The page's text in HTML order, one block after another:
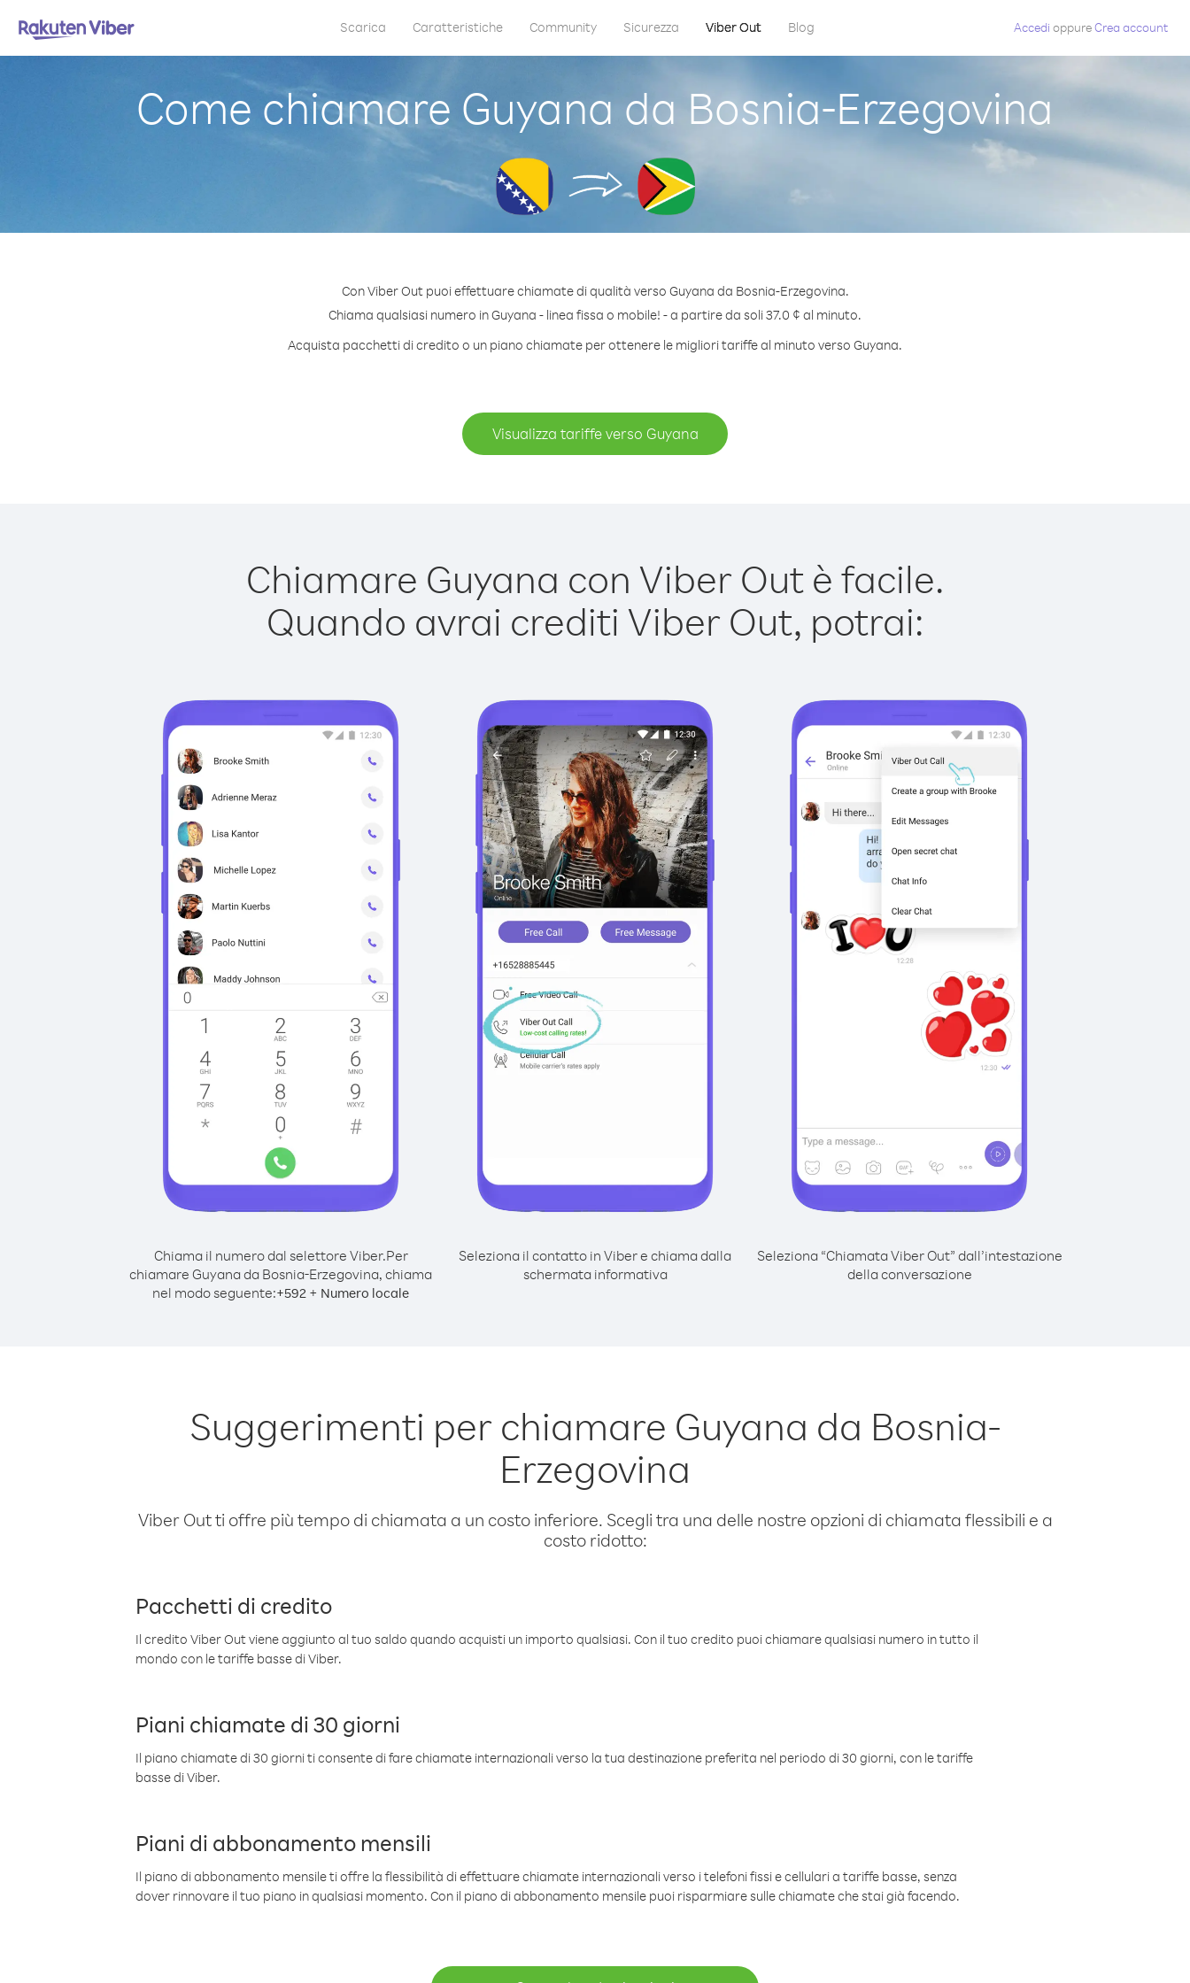
Scarica Caratteristiche Community Sicurezza Viber Out Blog Accedi oppureCrea account
Come chiamare Guyana da Bosnia-Erzegovina
Con Viber Out puoi effettuare chiamate di qualità verso Guyana da Bosnia-Erzegovina.
Chiama qualsiasi numero in Guyana - linea fissa o mobile! - a partire da soli 37.0 ¢ al minuto.
Acquista pacchetti di credito o un piano chiamate per ottenere le migliori tariffe al minuto verso Guyana.
Visualizza tariffe verso Guyana
Chiamare Guyana con Viber Out è facile.
Quando avrai crediti Viber Out, potrai:
Chiama il numero dal selettore Viber.Per
chiamare Guyana da Bosnia-Erzegovina, chiama
nel modo seguente:+592 + Numero locale
Seleziona il contatto in Viber e chiama dalla
schermata informativa
Seleziona “Chiamata Viber Out” dall’intestazione
della conversazione
Suggerimenti per chiamare Guyana da Bosnia-
Erzegovina
Viber Out ti offre più tempo di chiamata a un costo inferiore. Scegli tra una delle nostre opzioni di chiamata flessibili e a
costo ridotto:
Pacchetti di credito
Il credito Viber Out viene aggiunto al tuo saldo quando acquisti un importo qualsiasi. Con il tuo credito puoi chiamare qualsiasi numero in tutto il
mondo con le tariffe basse di Viber.
Piani chiamate di 30 giorni
Il piano chiamate di 30 giorni ti consente di fare chiamate internazionali verso la tua destinazione preferita nel periodo di 30 giorni, con le tariffe
basse di Viber.
Piani di abbonamento mensili
Il piano di abbonamento mensile ti offre la flessibilità di effettuare chiamate internazionali verso i telefoni fissi e cellulari a tariffe basse, senza
dover rinnovare il tuo piano in qualsiasi momento. Con il piano di abbonamento mensile puoi risparmiare sulle chiamate che stai già facendo.